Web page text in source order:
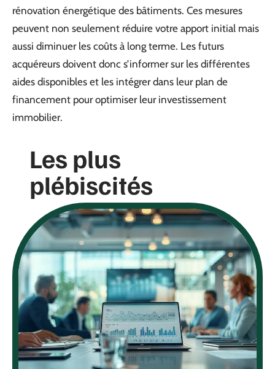
rénovation énergétique des bâtiments. Ces mesures
peuvent non seulement réduire votre apport initial mais
aussi diminuer les coûts à long terme. Les futurs
acquéreurs doivent donc s’informer sur les différentes
aides disponibles et les intégrer dans leur plan de
financement pour optimiser leur investissement
immobilier.
Les plus
plébiscités